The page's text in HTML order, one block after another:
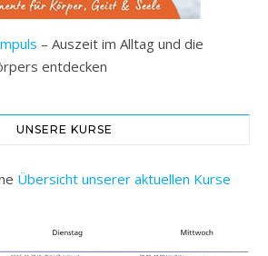
– Auszeit im Alltag und die
entdecken
UNSERE KURSE
Übersicht unserer aktuellen Kurse